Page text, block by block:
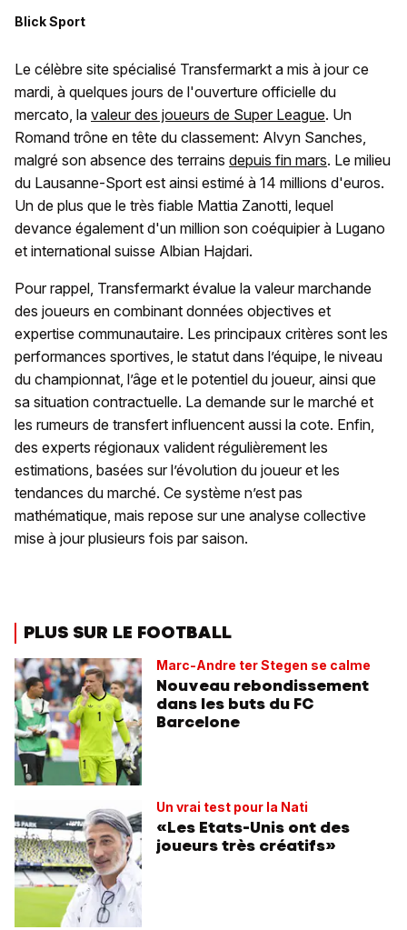
Blick Sport
Le célèbre site spécialisé Transfermarkt a mis à jour ce
mardi, à quelques jours de l'ouverture officielle du
mercato, la valeur des joueurs de Super League. Un
Romand trône en tête du classement: Alvyn Sanches,
malgré son absence des terrains depuis fin mars. Le milieu
du Lausanne-Sport est ainsi estimé à 14 millions d'euros.
Un de plus que le très fiable Mattia Zanotti, lequel
devance également d'un million son coéquipier à Lugano
et international suisse Albian Hajdari.
Pour rappel, Transfermarkt évalue la valeur marchande
des joueurs en combinant données objectives et
expertise communautaire. Les principaux critères sont les
performances sportives, le statut dans l’équipe, le niveau
du championnat, l’âge et le potentiel du joueur, ainsi que
sa situation contractuelle. La demande sur le marché et
les rumeurs de transfert influencent aussi la cote. Enfin,
des experts régionaux valident régulièrement les
estimations, basées sur l’évolution du joueur et les
tendances du marché. Ce système n’est pas
mathématique, mais repose sur une analyse collective
mise à jour plusieurs fois par saison.
PLUS SUR LE FOOTBALL
Marc-Andre ter Stegen se calme
Nouveau rebondissement
dans les buts du FC
Barcelone
Un vrai test pour la Nati
«Les Etats-Unis ont des
joueurs très créatifs»